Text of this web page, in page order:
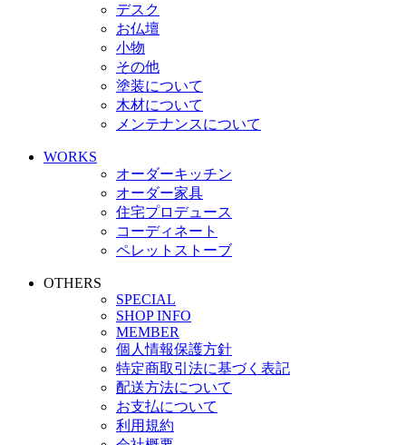
デスク
お仏壇
小物
その他
塗装について
木材について
メンテナンスについて
WORKS
オーダーキッチン
オーダー家具
住宅プロデュース
コーディネート
ペレットストーブ
OTHERS
SPECIAL
SHOP INFO
MEMBER
個人情報保護方針
特定商取引法に基づく表記
配送方法について
お支払について
利用規約